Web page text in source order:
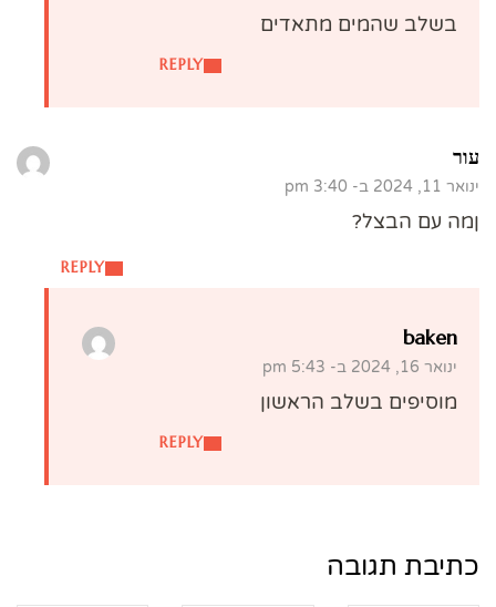
REPLY
בשלב שהמים מתאדים
עור
ינואר 11, 2024 ב- 3:40 pm
REPLY
ןמה עם הבצל?
baken
ינואר 16, 2024 ב- 5:43 pm
REPLY
מוסיפים בשלב הראשון
כתיבת תגובה